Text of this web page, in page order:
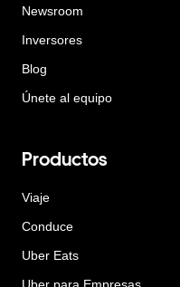
Newsroom
Inversores
Blog
Únete al equipo
Productos
Viaje
Conduce
Uber Eats